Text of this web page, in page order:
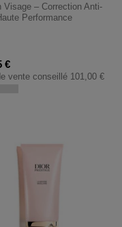
Visage – Correction Anti-
Performance
€
vente conseillé 101,00 €